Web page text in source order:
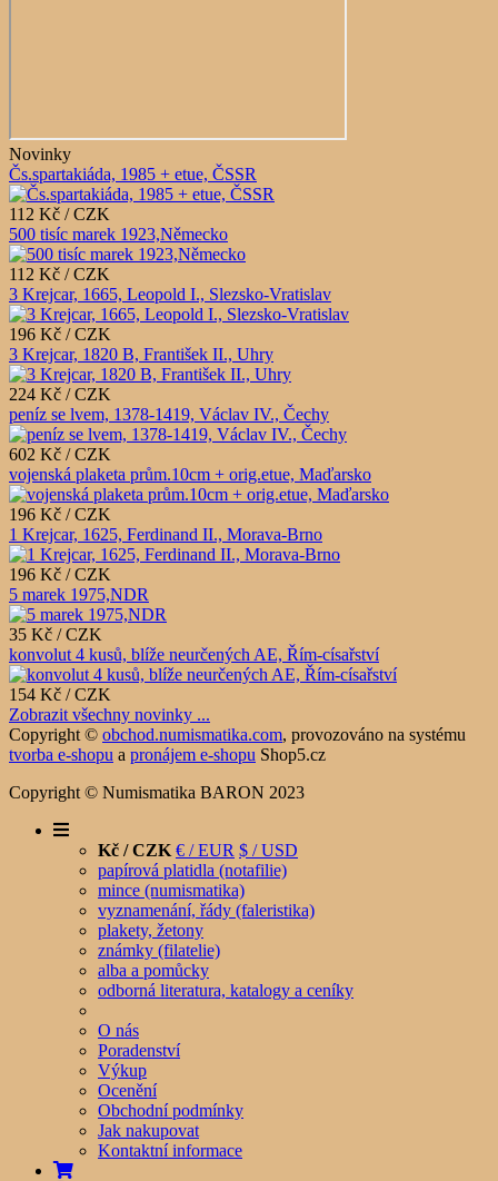
Novinky
Čs.spartakiáda, 1985 + etue, ČSSR
112 Kč / CZK
500 tisíc marek 1923,Německo
112 Kč / CZK
3 Krejcar, 1665, Leopold I., Slezsko-Vratislav
196 Kč / CZK
3 Krejcar, 1820 B, František II., Uhry
224 Kč / CZK
peníz se lvem, 1378-1419, Václav IV., Čechy
602 Kč / CZK
vojenská plaketa prům.10cm + orig.etue, Maďarsko
196 Kč / CZK
1 Krejcar, 1625, Ferdinand II., Morava-Brno
196 Kč / CZK
5 marek 1975,NDR
35 Kč / CZK
konvolut 4 kusů, blíže neurčených AE, Řím-císařství
154 Kč / CZK
Zobrazit všechny novinky ...
Copyright © obchod.numismatika.com, provozováno na systému
tvorba e-shopu a pronájem e-shopu Shop5.cz
Copyright © Numismatika BARON 2023
Kč / CZK € / EUR $ / USD
papírová platidla (notafilie)
mince (numismatika)
vyznamenání, řády (faleristika)
plakety, žetony
známky (filatelie)
alba a pomůcky
odborná literatura, katalogy a ceníky
O nás
Poradenství
Výkup
Ocenění
Obchodní podmínky
Jak nakupovat
Kontaktní informace